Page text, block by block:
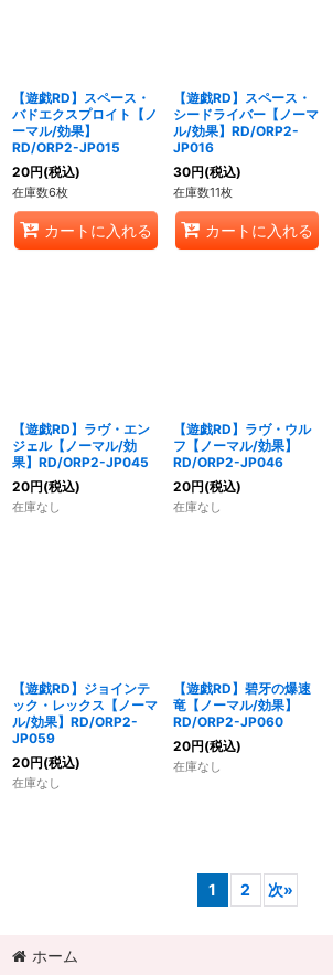
【遊戯RD】スペース・
バドエクスプロイト【ノ
ーマル/効果】
RD/ORP2-JP015
20円(税込)
在庫数6枚
カートに入れる
【遊戯RD】スペース・
シードライバー【ノーマ
ル/効果】RD/ORP2-
JP016
30円(税込)
在庫数11枚
カートに入れる
【遊戯RD】ラヴ・エン
ジェル【ノーマル/効
果】RD/ORP2-JP045
20円(税込)
在庫なし
【遊戯RD】ラヴ・ウル
フ【ノーマル/効果】
RD/ORP2-JP046
20円(税込)
在庫なし
【遊戯RD】ジョインテ
ック・レックス【ノーマ
ル/効果】RD/ORP2-
JP059
20円(税込)
在庫なし
【遊戯RD】碧牙の爆速
竜【ノーマル/効果】
RD/ORP2-JP060
20円(税込)
在庫なし
1 2 次»
ホーム